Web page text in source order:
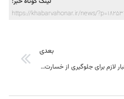
https://khabarvahonar.ir/news/?p=18253
بعدی
اعتبار لازم برای جلوگیری از خسارت تشی به بنه زارها خراسان جنوبی باید تامین گردد